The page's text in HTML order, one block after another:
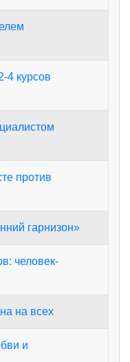
4 курсов
против
гарнизон»
человек-
на всех
и